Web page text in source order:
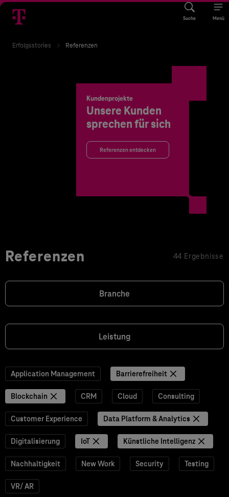
Suche Menü
Erfolgsstories Referenzen
Kundenprojekte
Unsere Kunden
sprechen für sich
Referenzen entdecken
Referenzen 44 Ergebnisse
Branche
Leistung
Application Management Barrierefreiheit
Blockchain CRM Cloud Consulting
Customer Experience Data Platform & Analytics
Digitalisierung IoT Künstliche Intelligenz
Nachhaltigkeit New Work Security Testing
VR/ AR